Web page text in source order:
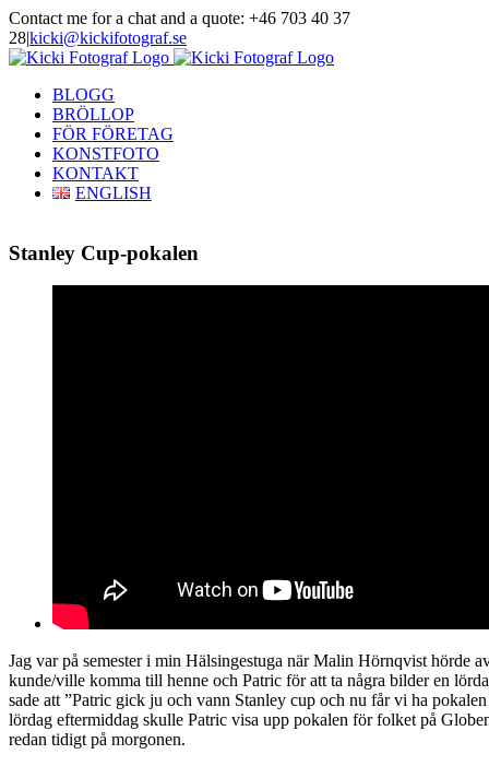
Skip
to
content
Contact me for a chat and a quote: +46 703 40 37
28|kicki@kickifotograf.se
Instagram
Facebook
BLOGG
BRÖLLOP
FÖR FÖRETAG
KONSTFOTO
KONTAKT
ENGLISH
Stanley Cup-pokalen
Jag var på semester i min Hälsingestuga när Malin Hörnqvist hörde
kunde/ville komma till henne och Patric för att ta några bilder en
sade att ”Patric gick ju och vann Stanley cup och nu får vi ha
lördag eftermiddag skulle Patric visa upp pokalen för folket på
redan tidigt på morgonen.